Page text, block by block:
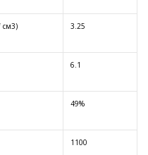
см3) 3.25
6.1
49%
1100